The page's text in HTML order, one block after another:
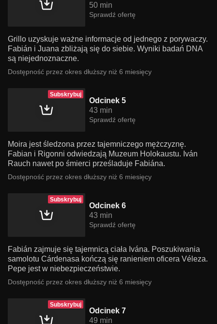
50 min
Sprawdź ofertę
Grillo uzyskuje ważne informacje od jednego z porywaczy.
Fabián i Juana zbliżają się do siebie. Wyniki badań DNA
są niejednoznaczne.
Dostępność przez okres dłuższy niż 6 miesięcy
Subskrybuj
Odcinek 5
43 min
Sprawdź ofertę
Moira jest śledzona przez tajemniczego mężczyznę.
Fabian i Rigonni odwiedzają Muzeum Holokaustu. Iván
Rauch nawet po śmierci prześladuje Fabiána.
Dostępność przez okres dłuższy niż 6 miesięcy
Subskrybuj
Odcinek 6
43 min
Sprawdź ofertę
Fabián zajmuje się tajemnicą ciała Ivána. Poszukiwania
samolotu Cárdenasa kończą się ranieniem oficera Véleza.
Pepe jest w niebezpieczeństwie.
Dostępność przez okres dłuższy niż 6 miesięcy
Subskrybuj
Odcinek 7
49 min